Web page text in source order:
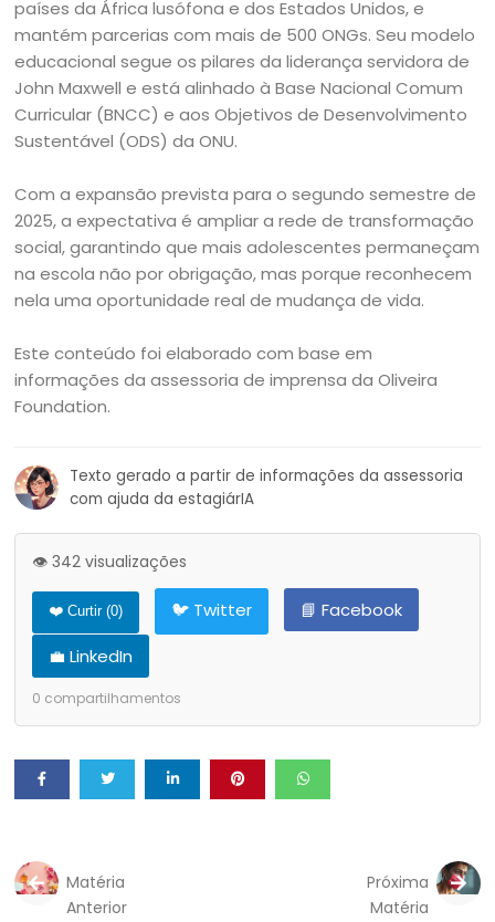
países da África lusófona e dos Estados Unidos, e
mantém parcerias com mais de 500 ONGs. Seu modelo
educacional segue os pilares da liderança servidora de
John Maxwell e está alinhado à Base Nacional Comum
Curricular (BNCC) e aos Objetivos de Desenvolvimento
Sustentável (ODS) da ONU.
Com a expansão prevista para o segundo semestre de
2025, a expectativa é ampliar a rede de transformação
social, garantindo que mais adolescentes permaneçam
na escola não por obrigação, mas porque reconhecem
nela uma oportunidade real de mudança de vida.
Este conteúdo foi elaborado com base em
informações da assessoria de imprensa da Oliveira
Foundation.
Texto gerado a partir de informações da assessoria
com ajuda da estagiárIA
👁️ 342 visualizações
❤️ Curtir (0) 🐦 Twitter
📘 Facebook
💼 LinkedIn
0 compartilhamentos
Matéria
Anterior
Próxima
Matéria